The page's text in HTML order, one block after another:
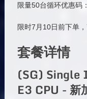
限量50台循环优惠码：
限时7月10日前下单
套餐详情
(SG) Single
E3 CPU - 新